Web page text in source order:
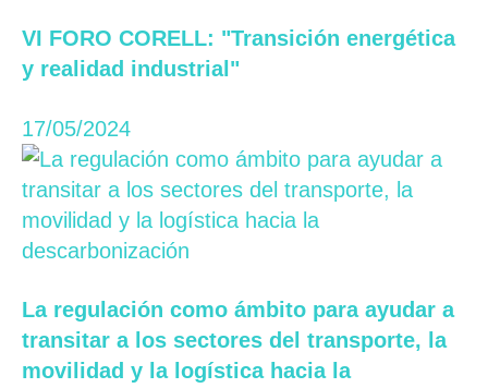
VI FORO CORELL: "Transición energética
y realidad industrial"
17/05/2024
La regulación como ámbito para ayudar a
transitar a los sectores del transporte, la
movilidad y la logística hacia la